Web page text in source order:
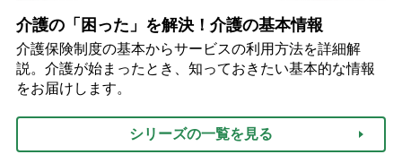
介護の「困った」を解決！介護の基本情報
介護保険制度の基本からサービスの利用方法を詳細解
説。介護が始まったとき、知っておきたい基本的な情報
をお届けします。
シリーズの一覧を見る